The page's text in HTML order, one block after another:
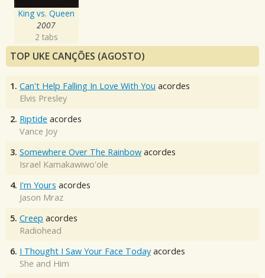
King vs. Queen
2007
2 tabs
TOP UKE CANÇÕES (AGOSTO)
1. Can't Help Falling In Love With You acordes
Elvis Presley
2. Riptide acordes
Vance Joy
3. Somewhere Over The Rainbow acordes
Israel Kamakawiwo'ole
4. I'm Yours acordes
Jason Mraz
5. Creep acordes
Radiohead
6. I Thought I Saw Your Face Today acordes
She and Him